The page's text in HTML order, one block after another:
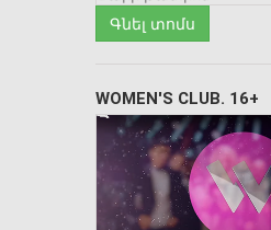
Գնել տոմս
WOMEN'S CLUB. 16+